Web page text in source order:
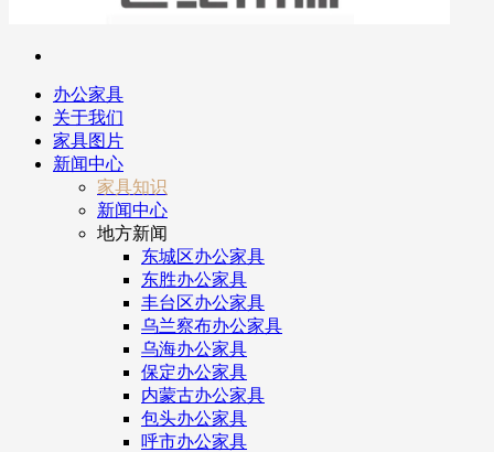
办公家具
关于我们
家具图片
新闻中心
家具知识
新闻中心
地方新闻
东城区办公家具
东胜办公家具
丰台区办公家具
乌兰察布办公家具
乌海办公家具
保定办公家具
内蒙古办公家具
包头办公家具
呼市办公家具